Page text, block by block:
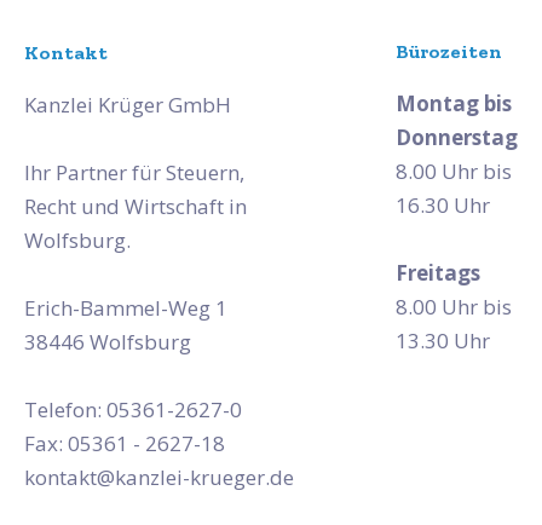
Kontakt
Kanzlei Krüger GmbH
Ihr Partner für Steuern,
Recht und Wirtschaft in
Wolfsburg.
Erich-Bammel-Weg 1
38446 Wolfsburg
Telefon: 05361-2627-0
Fax: 05361 - 2627-18
kontakt@kanzlei-krueger.de
Bürozeiten
Montag bis
Donnerstag
8.00 Uhr bis
16.30 Uhr
Freitags
8.00 Uhr bis
13.30 Uhr